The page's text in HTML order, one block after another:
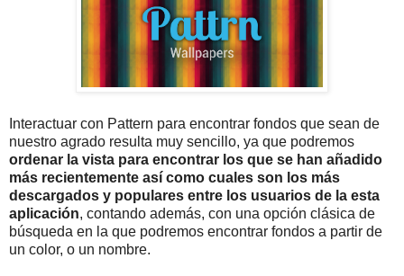
Interactuar con Pattern para encontrar fondos que sean de
nuestro agrado resulta muy sencillo, ya que podremos
ordenar la vista para encontrar los que se han añadido
más recientemente así como cuales son los más
descargados y populares entre los usuarios de la esta
aplicación, contando además, con una opción clásica de
búsqueda en la que podremos encontrar fondos a partir de
un color, o un nombre.